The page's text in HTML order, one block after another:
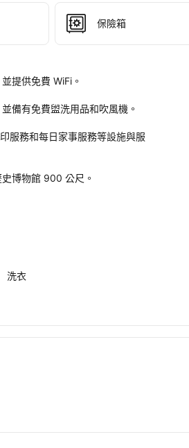
保險箱
提供免費 WiFi。
備有免費盥洗用品和吹風機。
服務和每日家事服務等設施與服
博物館 900 公尺。
洗衣